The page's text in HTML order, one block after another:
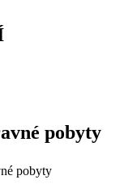
pobyty